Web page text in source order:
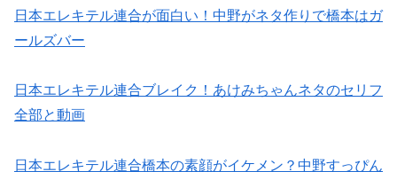
日本エレキテル連合が面白い！中野がネタ作りで橋本はガ
ールズバー
日本エレキテル連合ブレイク！あけみちゃんネタのセリフ
全部と動画
日本エレキテル連合橋本の素顔がイケメン？中野すっぴん